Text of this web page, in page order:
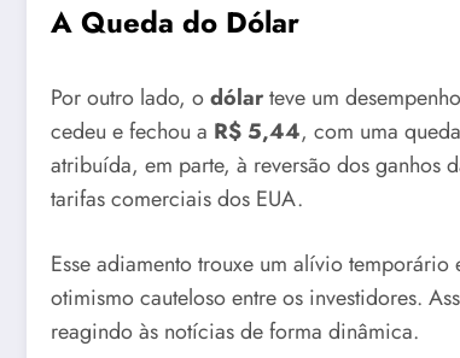
A Queda do Dólar
Por outro lado, odólarteve um
cedeu e fechou a R$ 5,44, com uma
atribuída, em parte, à reversão dos ganhos
tarifas comerciais dos EUA.
Esse adiamento trouxe um alívio
otimismo cauteloso entre os investidores.
reagindo às notícias de forma dinâmica.